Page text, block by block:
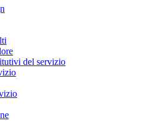
del servizio